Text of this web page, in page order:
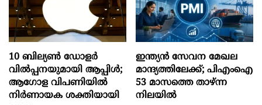
10 ബില്യൺ ഡോളർ
വിൽപ്പനയുമായി ആപ്പിൾ;
ആഗോള വിപണിയിൽ
നിർണായക ശക്തിയായി
ഇന്ത്യൻ സേവന മേഖല
മാന്ദ്യത്തിലേക്ക്; പിഎംഐ
53 മാസത്തെ താഴ്ന്ന
നിലയില്‍